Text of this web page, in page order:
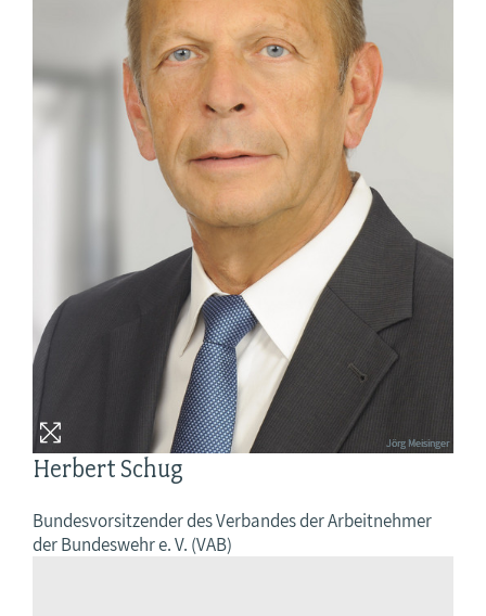
Jörg Meisinger
Herbert Schug
Bundesvorsitzender des Verbandes der Arbeitnehmer
der Bundeswehr e. V. (VAB)